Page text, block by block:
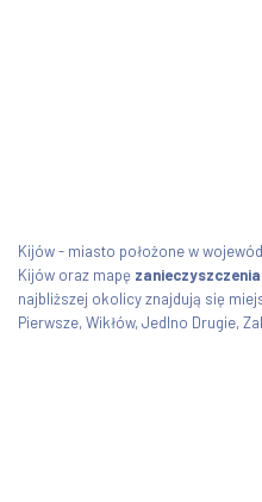
Kijów - miasto położone w
Kijów oraz mapę
najbliższej okolicy znajdują się
Pierwsze, Wikłów, Jedlno Drugie,